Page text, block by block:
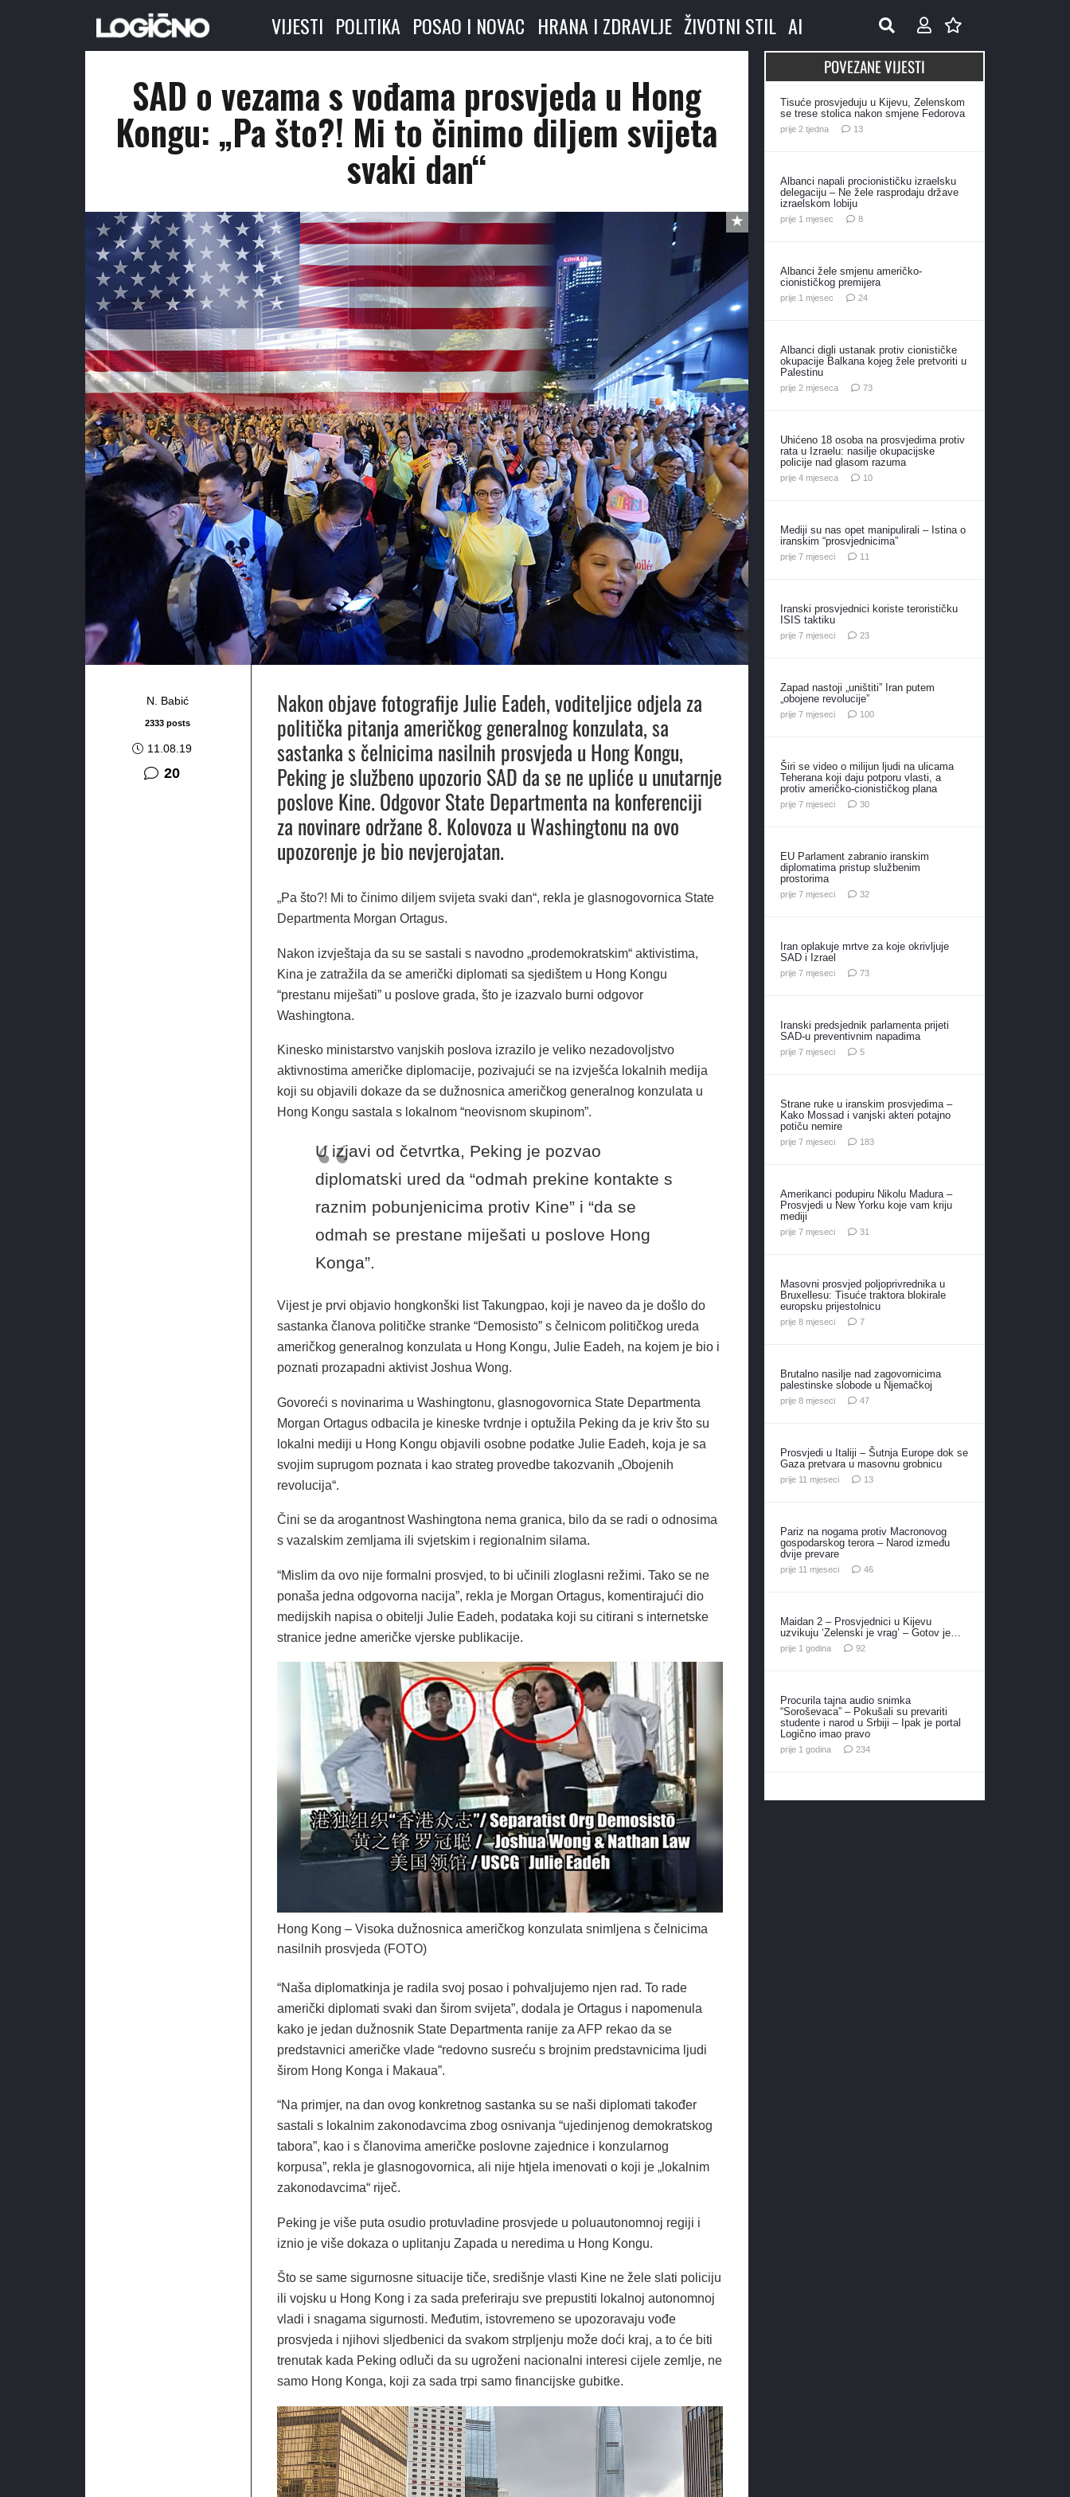
VIJESTI POLITIKA POSAO I NOVAC HRANA I ZDRAVLJE ŽIVOTNI STIL AI
SAD o vezama s vođama prosvjeda u Hong
Kongu: „Pa što?! Mi to činimo diljem svijeta
svaki dan“
N. Babić
2333 posts
11.08.19
20komentara
Nakon objave fotografije Julie Eadeh, voditeljice odjela za
politička pitanja američkog generalnog konzulata, sa
sastanka s čelnicima nasilnih prosvjeda u Hong Kongu,
Peking je službeno upozorio SAD da se ne upliće u unutarnje
poslove Kine. Odgovor State Departmenta na konferenciji
za novinare održane 8. Kolovoza u Washingtonu na ovo
upozorenje je bio nevjerojatan.
„Pa što?! Mi to činimo diljem svijeta svaki dan“, rekla je glasnogovornica State
Departmenta Morgan Ortagus.
Nakon izvještaja da su se sastali s navodno „prodemokratskim“ aktivistima,
Kina je zatražila da se američki diplomati sa sjedištem u Hong Kongu
“prestanu miješati” u poslove grada, što je izazvalo burni odgovor
Washingtona.
Kinesko ministarstvo vanjskih poslova izrazilo je veliko nezadovoljstvo
aktivnostima američke diplomacije, pozivajući se na izvješća lokalnih medija
koji su objavili dokaze da se dužnosnica američkog generalnog konzulata u
Hong Kongu sastala s lokalnom “neovisnom skupinom”.
U izjavi od četvrtka, Peking je pozvao
diplomatski ured da “odmah prekine kontakte s
raznim pobunjenicima protiv Kine” i “da se
odmah se prestane miješati u poslove Hong
Konga”.
Vijest je prvi objavio hongkonški list Takungpao, koji je naveo da je došlo do
sastanka članova političke stranke “Demosisto” s čelnicom političkog ureda
američkog generalnog konzulata u Hong Kongu, Julie Eadeh, na kojem je bio i
poznati prozapadni aktivist Joshua Wong.
Govoreći s novinarima u Washingtonu, glasnogovornica State Departmenta
Morgan Ortagus odbacila je kineske tvrdnje i optužila Peking da je kriv što su
lokalni mediji u Hong Kongu objavili osobne podatke Julie Eadeh, koja je sa
svojim suprugom poznata i kao strateg provedbe takozvanih „Obojenih
revolucija“.
Čini se da arogantnost Washingtona nema granica, bilo da se radi o odnosima
s vazalskim zemljama ili svjetskim i regionalnim silama.
“Mislim da ovo nije formalni prosvjed, to bi učinili zloglasni režimi. Tako se ne
ponaša jedna odgovorna nacija”, rekla je Morgan Ortagus, komentirajući dio
medijskih napisa o obitelji Julie Eadeh, podataka koji su citirani s internetske
stranice jedne američke vjerske publikacije.
Hong Kong – Visoka dužnosnica američkog konzulata snimljena s čelnicima
nasilnih prosvjeda (FOTO)
“Naša diplomatkinja je radila svoj posao i pohvaljujemo njen rad. To rade
američki diplomati svaki dan širom svijeta”, dodala je Ortagus i napomenula
kako je jedan dužnosnik State Departmenta ranije za AFP rekao da se
predstavnici američke vlade “redovno susreću s brojnim predstavnicima ljudi
širom Hong Konga i Makaua”.
“Na primjer, na dan ovog konkretnog sastanka su se naši diplomati također
sastali s lokalnim zakonodavcima zbog osnivanja “ujedinjenog demokratskog
tabora”, kao i s članovima američke poslovne zajednice i konzularnog
korpusa”, rekla je glasnogovornica, ali nije htjela imenovati o koji je „lokalnim
zakonodavcima“ riječ.
Peking je više puta osudio protuvladine prosvjede u poluautonomnoj regiji i
iznio je više dokaza o uplitanju Zapada u neredima u Hong Kongu.
Što se same sigurnosne situacije tiče, središnje vlasti Kine ne žele slati policiju
ili vojsku u Hong Kong i za sada preferiraju sve prepustiti lokalnoj autonomnoj
vladi i snagama sigurnosti. Međutim, istovremeno se upozoravaju vođe
prosvjeda i njihovi sljedbenici da svakom strpljenju može doći kraj, a to će biti
trenutak kada Peking odluči da su ugroženi nacionalni interesi cijele zemlje, ne
samo Hong Konga, koji za sada trpi samo financijske gubitke.
POVEZANE VIJESTI
Tisuće prosvjeduju u Kijevu, Zelenskom
se trese stolica nakon smjene Fedorova
prije 2 tjedna 13komentara
Albanci napali procionističku izraelsku
delegaciju – Ne žele rasprodaju države
izraelskom lobiju
prije 1 mjesec 8komentara
Albanci žele smjenu američko-
cionističkog premijera
prije 1 mjesec 24komentara
Albanci digli ustanak protiv cionističke
okupacije Balkana kojeg žele pretvoriti u
Palestinu
prije 2 mjeseca 73komentara
Uhićeno 18 osoba na prosvjedima protiv
rata u Izraelu: nasilje okupacijske
policije nad glasom razuma
prije 4 mjeseca 10komentara
Mediji su nas opet manipulirali – Istina o
iranskim “prosvjednicima”
prije 7 mjeseci 11
Iranski prosvjednici koriste terorističku
ISIS taktiku
prije 7 mjeseci 23komentara
Zapad nastoji „uništiti” Iran putem
„obojene revolucije”
prije 7 mjeseci 100komentara
Širi se video o milijun ljudi na ulicama
Teherana koji daju potporu vlasti, a
protiv američko-cionističkog plana
prije 7 mjeseci 30komentara
EU Parlament zabranio iranskim
diplomatima pristup službenim
prostorima
prije 7 mjeseci 32komentara
Iran oplakuje mrtve za koje okrivljuje
SAD i Izrael
prije 7 mjeseci 73komentara
Iranski predsjednik parlamenta prijeti
SAD-u preventivnim napadima
prije 7 mjeseci 5komentara
Strane ruke u iranskim prosvjedima –
Kako Mossad i vanjski akteri potajno
potiču nemire
prije 7 mjeseci 183komentara
Amerikanci podupiru Nikolu Madura –
Prosvjedi u New Yorku koje vam kriju
mediji
prije 7 mjeseci 31
Masovni prosvjed poljoprivrednika u
Bruxellesu: Tisuće traktora blokirale
europsku prijestolnicu
prije 8 mjeseci 7komentara
Brutalno nasilje nad zagovornicima
palestinske slobode u Njemačkoj
prije 8 mjeseci 47komentara
Prosvjedi u Italiji – Šutnja Europe dok se
Gaza pretvara u masovnu grobnicu
prije 11 mjeseci 13komentara
Pariz na nogama protiv Macronovog
gospodarskog terora – Narod između
dvije prevare
prije 11 mjeseci 46komentara
Maidan 2 – Prosvjednici u Kijevu
uzvikuju ‘Zelenski je vrag’ – Gotov je…
prije 1 godina 92komentara
Procurila tajna audio snimka
“Soroševaca” – Pokušali su prevariti
studente i narod u Srbiji – Ipak je portal
Logično imao pravo
prije 1 godina 234komentara